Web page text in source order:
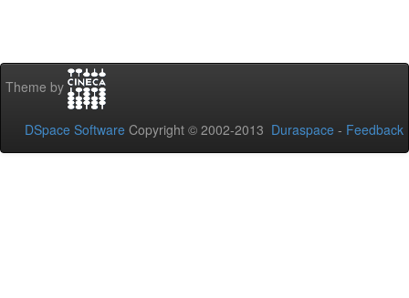
Theme by
DSpace Software Copyright © 2002-2013 Duraspace - Feedback